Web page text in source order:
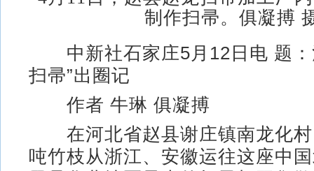
制作扫帚。俱凝搏
中新社石家庄5月12日电 题：
扫帚”出圈记
作者 牛琳 俱凝搏
在河北省赵县谢庄镇南龙化村
吨竹枝从浙江、安徽运往这座中